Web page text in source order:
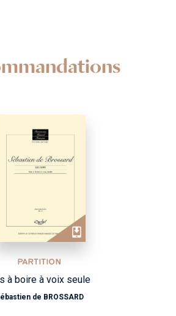
PARTITION
à boire à voix seule
de BROSSARD